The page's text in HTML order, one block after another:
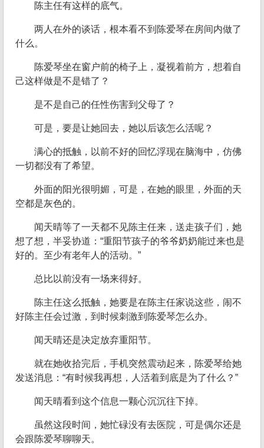
陈主任有这样的底气。
两人在外的谈话，根本看不到陈爱琴在房间内做了
什么。
陈爱琴坐在窗户前的椅子上，凝视着前方，想着自
己这样做是不是错了？
是不是自己的任性伤害到父母了？
可是，要是让她回去，她以后该怎么活呢？
满心的抵触，以前不好的回忆浮现在脑海中，仿佛
一切都没有了希望。
外面的阳光很明媚，可是，在她的眼里，外面的天
空都是灰色的。
闻天晴等了一天都不见陈主任来，送走孩子们，她
想了想，半妥协道：“重阳节孩子的爷爷奶奶能过来也是
好的。至少有老年人的活动。”
总比以前没有一场来得好。
陈主任这么抵触，她要是在陈主任家说这些，闹不
好陈主任会过激，到时候刺激到陈爱琴怎么办。
闻天晴还是决定放弃重阳节。
就在她收拾完后，手机突然震动起来，陈爱琴给她
发送消息：“有时候我再想，人活着到底是为了什么？”
闻天晴看到这个信息一颗心沉沉往下掉。
虽然这段时间，她忙碌没有去医院，可是偶尔还是
会跟陈爱琴聊聊天。